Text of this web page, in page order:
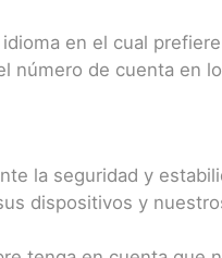
en el cual
número de cuenta en
la seguridad y
dispositivos y